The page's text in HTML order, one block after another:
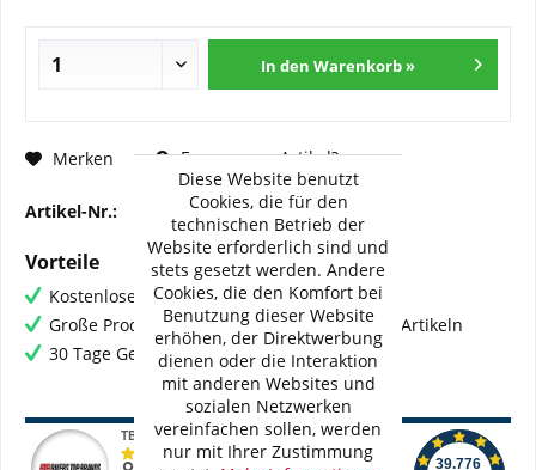
In den Warenkorb »
Merken Fragen zum Artikel?
Artikel-Nr.: BMC-FM-115-14
Vorteile
Kostenloser Versand ab € 60,- Bestellwert
Große Produktauswahl mit mehr als 80.000 Artikeln
30 Tage Geld-Zurück-Garantie
Diese Website benutzt
Cookies, die für den
technischen Betrieb der
Website erforderlich sind und
stets gesetzt werden. Andere
Cookies, die den Komfort bei
Benutzung dieser Website
erhöhen, der Direktwerbung
dienen oder die Interaktion
mit anderen Websites und
sozialen Netzwerken
vereinfachen sollen, werden
nur mit Ihrer Zustimmung